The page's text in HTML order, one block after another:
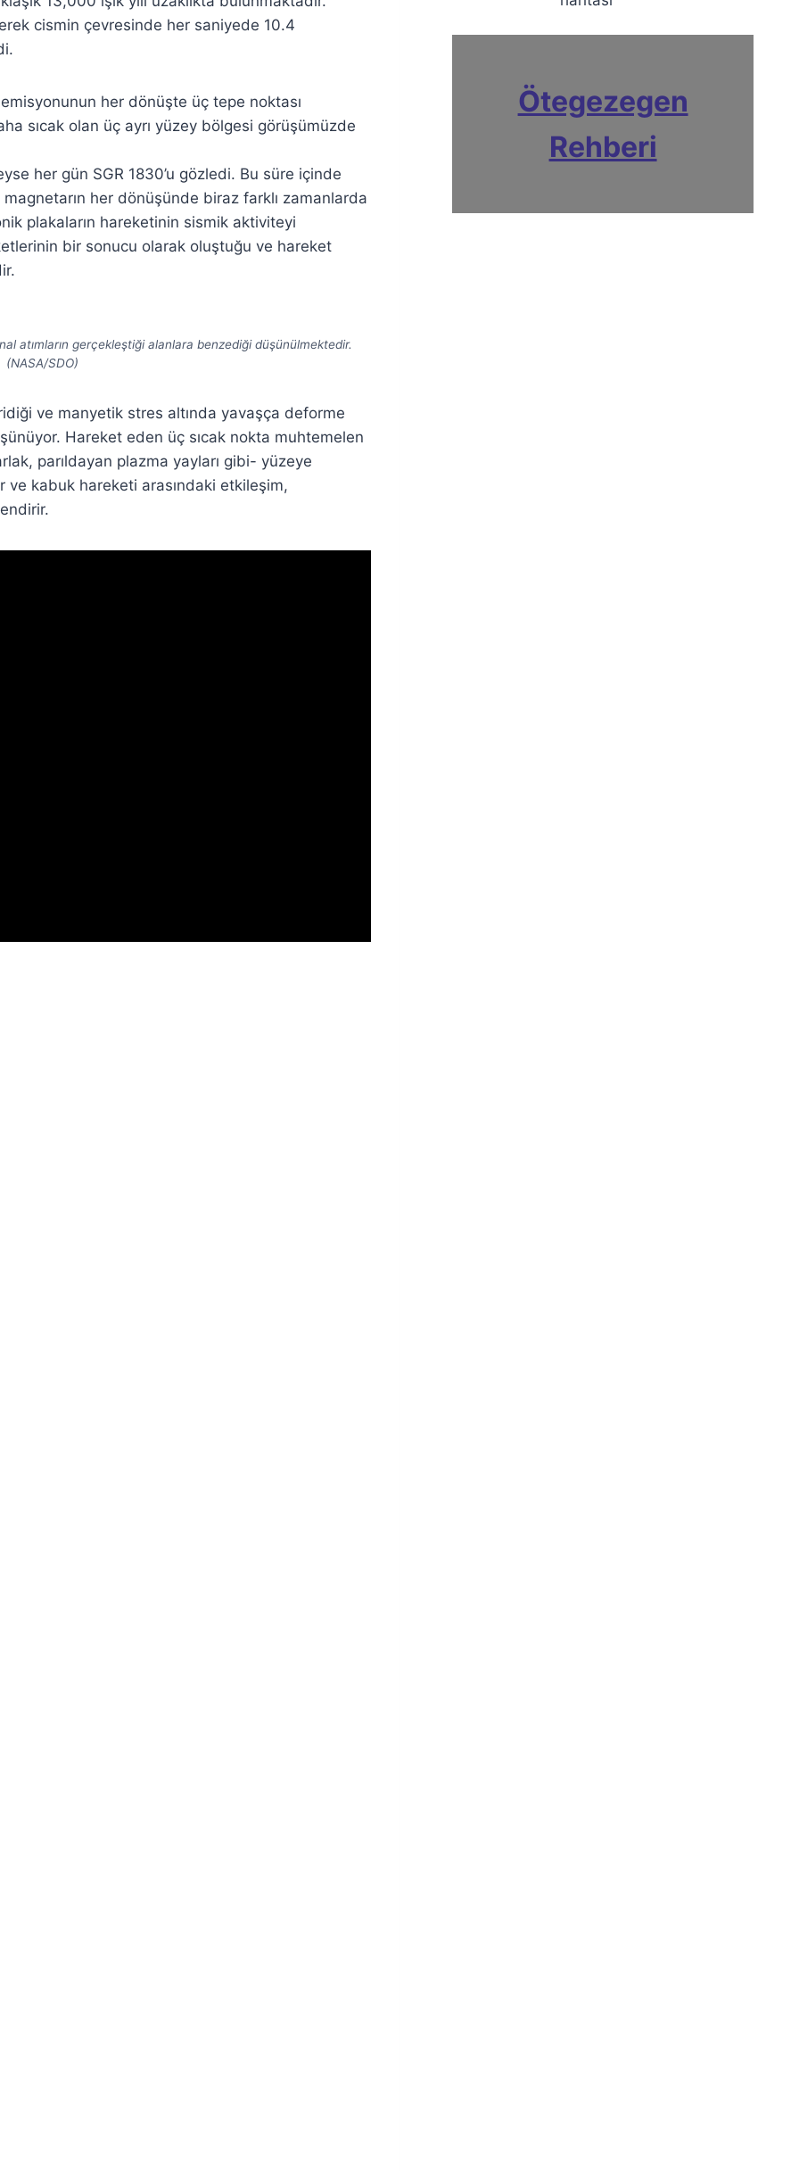
cismin çevresinde her saniyede 10.4
emisyonunun her dönüşte üç tepe noktası
sıcak olan üç ayrı yüzey bölgesi görüşümüzde
her gün SGR 1830’u gözledi. Bu süre içinde
her dönüşünde biraz farklı zamanlarda
plakaların hareketinin sismik aktiviteyi
bir sonucu olarak oluştuğu ve hareket
atımların gerçekleştiği alanlara benzediği düşünülmektedir.
(NASA/SDO)
ve manyetik stres altında yavaşça deforme
Hareket eden üç sıcak nokta muhtemelen
parıldayan plazma yayları gibi- yüzeye
ve kabuk hareketi arasındaki etkileşim,
Ötegezegen
Rehberi